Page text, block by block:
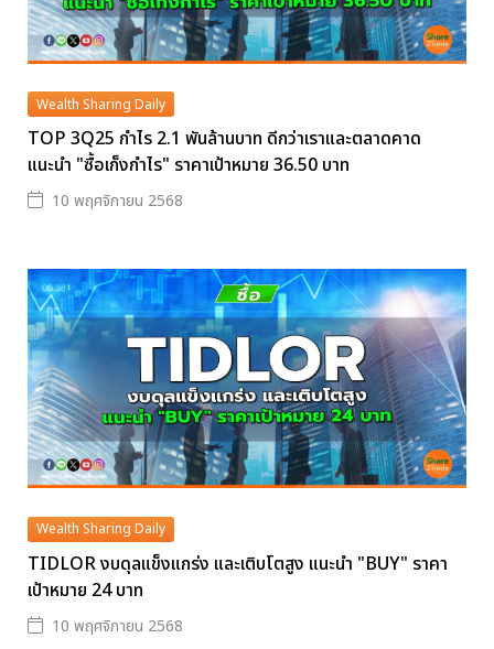
Wealth Sharing Daily
TOP 3Q25 กำไร 2.1 พันล้านบาท ดีกว่าเราและตลาดคาด
แนะนำ "ซื้อเก็งกำไร" ราคาเป้าหมาย 36.50 บาท
10 พฤศจิกายน 2568
Wealth Sharing Daily
TIDLOR งบดุลแข็งแกร่ง และเติบโตสูง แนะนำ "BUY" ราคา
เป้าหมาย 24 บาท
10 พฤศจิกายน 2568